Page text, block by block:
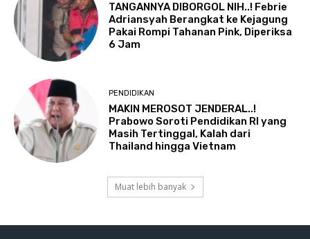
TANGANNYA DIBORGOL NIH..! Febrie
Adriansyah Berangkat ke Kejagung
Pakai Rompi Tahanan Pink, Diperiksa
6 Jam
PENDIDIKAN
MAKIN MEROSOT JENDERAL..!
Prabowo Soroti Pendidikan RI yang
Masih Tertinggal, Kalah dari
Thailand hingga Vietnam
Muat lebih banyak